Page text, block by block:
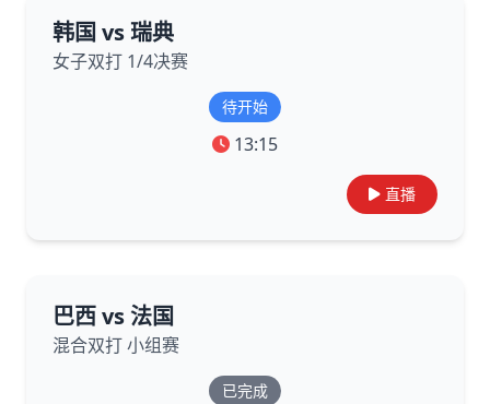
韩国 vs 瑞典
女子双打 1/4决赛
待开始
13:15
直播
巴西 vs 法国
混合双打 小组赛
已完成